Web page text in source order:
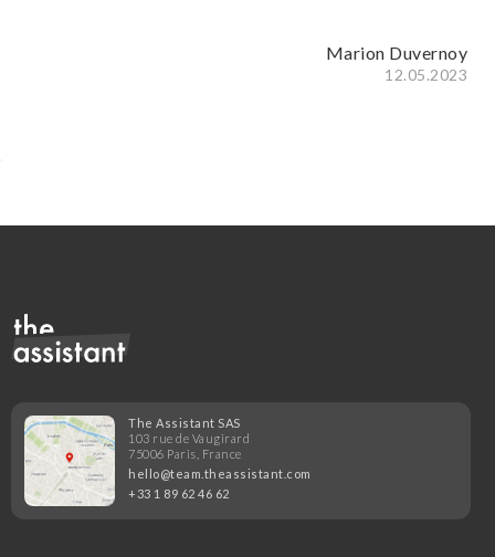
Marion Duvernoy
12.05.2023
The Assistant SAS
103 rue de Vaugirard
75006 Paris, France
hello@team.theassistant.com
+33 1 89 62 46 62